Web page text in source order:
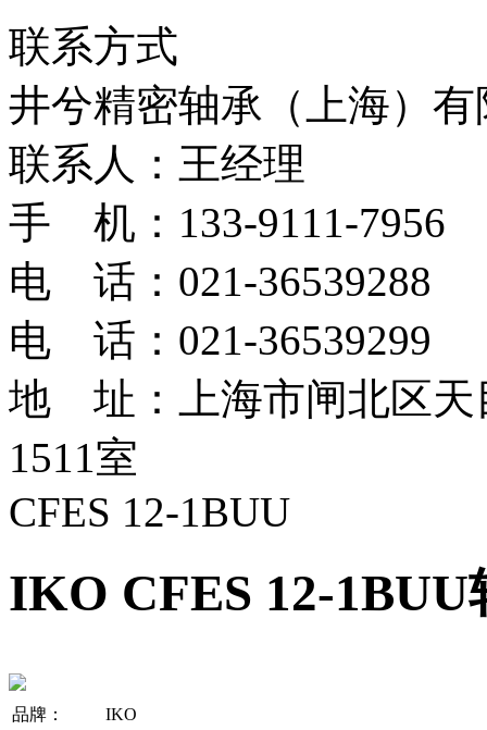
联系方式
井兮精密轴承（上海）有
联系人：王经理
手 机：133-9111-7956
电 话：021-36539288
电 话：021-36539299
地 址：上海市闸北区天
1511室
CFES 12-1BUU
IKO CFES 12-1BUU
品牌：
IKO